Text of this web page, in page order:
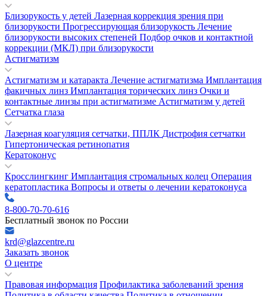
Близорукость у детей Лазерная коррекция зрения при
близорукости Прогрессирующая близорукость Лечение
близорукости высоких степеней Подбор очков и контактной
коррекции (МКЛ) при близорукости
Астигматизм
Астигматизм и катаракта Лечение астигматизма Имплантация
факичных линз Имплантация торических линз Очки и
контактные линзы при астигматизме Астигматизм у детей
Сетчатка глаза
Лазерная коагуляция сетчатки, ППЛК Дистрофия сетчатки
Гипертоническая ретинопатия
Кератоконус
Кросслингкинг Имплантация стромальных колец Операция
кератопластика Вопросы и ответы о лечении кератоконуса
8-800-70-70-616
Бесплатный звонок по России
krd@glazcentre.ru
Заказать звонок
О центре
Правовая информация Профилактика заболеваний зрения